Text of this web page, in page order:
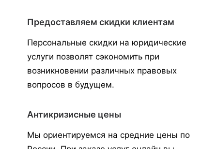
Предоставляем скидки клиентам
Персональные скидки на юридические
услуги позволят сэкономить при
возникновении различных правовых
вопросов в будущем.
Антикризисные цены
Мы ориентируемся на средние цены по